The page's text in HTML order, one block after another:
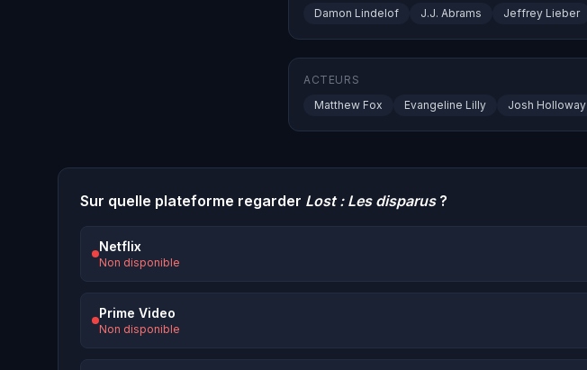
Damon Lindelof
J.J. Abrams Jeffrey Lieber
ACTEURS
Matthew Fox
Evangeline Lilly Josh Holloway
Sur quelle plateforme regarder Lost : Les disparus?
Netflix
Non disponible
Prime Video
Non disponible